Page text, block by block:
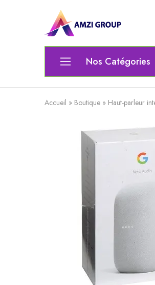
Amzi
Group
Le
top
l'electronique
Nos Catégories
Outils scolaires et
Lunettes
Audio et Vidéo
Clavier / Souris
Montres
Manette et controller
Accueil » Boutique » Haut-parleur